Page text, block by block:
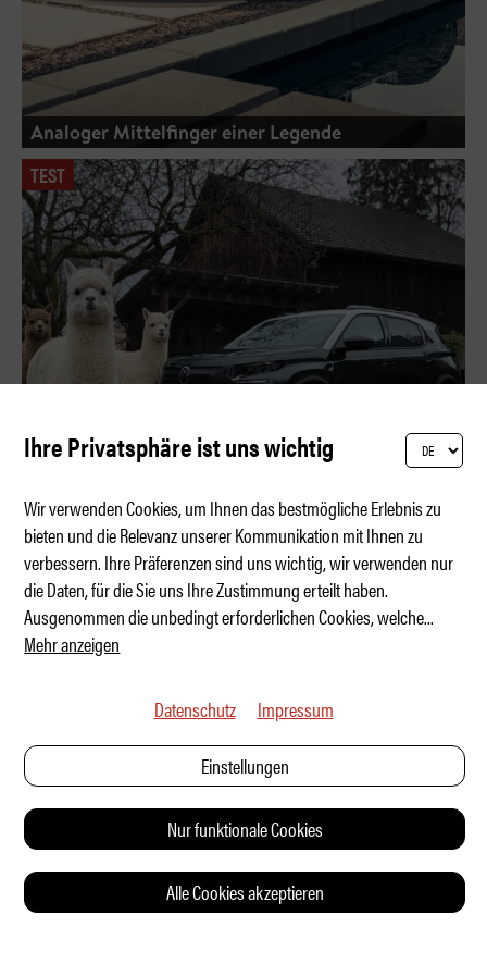
Analoger Mittelfinger einer Legende
TEST
Das Alpaka
Ihre Privatsphäre ist uns wichtig
Wir verwenden Cookies, um Ihnen das bestmögliche Erlebnis zu
bieten und die Relevanz unserer Kommunikation mit Ihnen zu
verbessern. Ihre Präferenzen sind uns wichtig, wir verwenden nur
die Daten, für die Sie uns Ihre Zustimmung erteilt haben.
Ausgenommen die unbedingt erforderlichen Cookies, welche...
Mehr anzeigen
Datenschutz Impressum
Einstellungen
Nur funktionale Cookies
Alle Cookies akzeptieren